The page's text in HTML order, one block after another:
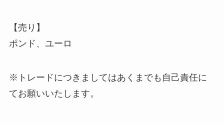
【売り】
ポンド、ユーロ
※トレードにつきましてはあくまでも自己責任に
てお願いいたします。